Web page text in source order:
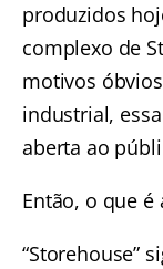
produzidos
complexo de
motivos
industrial,
aberta ao
Então, o que é
“Storehouse”